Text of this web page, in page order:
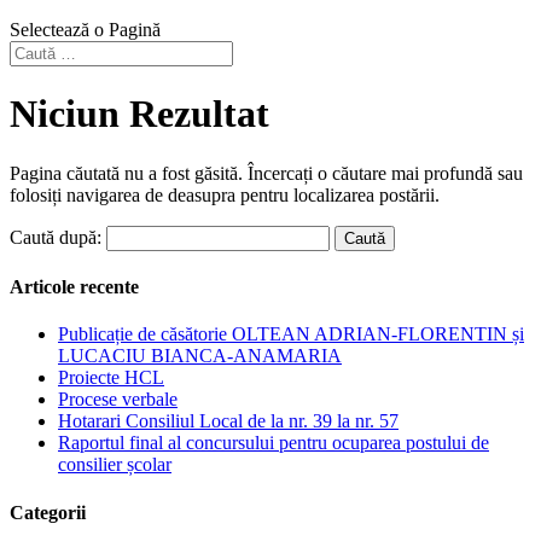
Selectează o Pagină
Niciun Rezultat
Pagina căutată nu a fost găsită. Încercați o căutare mai profundă sau
folosiți navigarea de deasupra pentru localizarea postării.
Caută după:
Articole recente
Publicație de căsătorie OLTEAN ADRIAN-FLORENTIN și
LUCACIU BIANCA-ANAMARIA
Proiecte HCL
Procese verbale
Hotarari Consiliul Local de la nr. 39 la nr. 57
Raportul final al concursului pentru ocuparea postului de
consilier școlar
Categorii